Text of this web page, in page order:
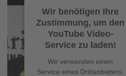
Player
Wir benötigen Ihre
Zustimmung, um den
YouTube Video-
Service zu laden!
Wir verwenden einen
Service eines Drittanbieters,